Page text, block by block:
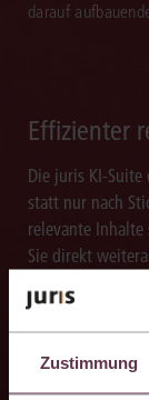
Zustimmung
darauf
Effizienter
Die juris KI-Suite
statt nur nach
relevante Inhalte
Sie direkt
Ergebnisse